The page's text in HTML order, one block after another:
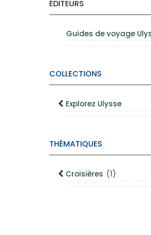
ÉDITEURS
Guides de voyage
COLLECTIONS
Explorez Ulysse
THÉMATIQUES
Croisières (1)